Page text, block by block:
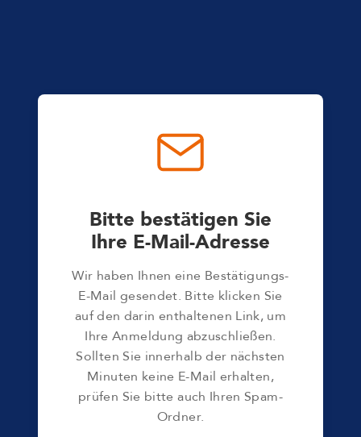
Bitte bestätigen Sie
Ihre E-Mail-Adresse
Wir haben Ihnen eine Bestätigungs-
E-Mail gesendet. Bitte klicken Sie
auf den darin enthaltenen Link, um
Ihre Anmeldung abzuschließen.
Sollten Sie innerhalb der nächsten
Minuten keine E-Mail erhalten,
prüfen Sie bitte auch Ihren Spam-
Ordner.